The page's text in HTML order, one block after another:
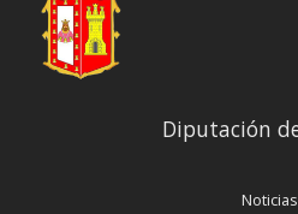
Diputación
Noticias